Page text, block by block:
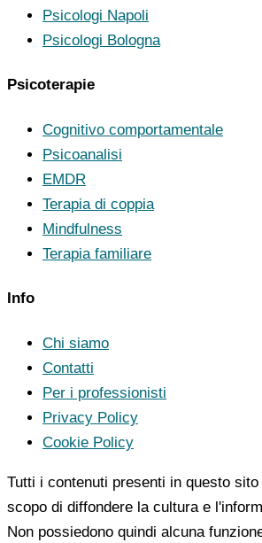
Psicologi Napoli
Psicologi Bologna
Psicoterapie
Cognitivo comportamentale
Psicoanalisi
EMDR
Terapia di coppia
Mindfulness
Terapia familiare
Info
Chi siamo
Contatti
Per i professionisti
Privacy Policy
Cookie Policy
Tutti i contenuti presenti in questo
scopo di diffondere la cultura e
Non possiedono quindi alcuna